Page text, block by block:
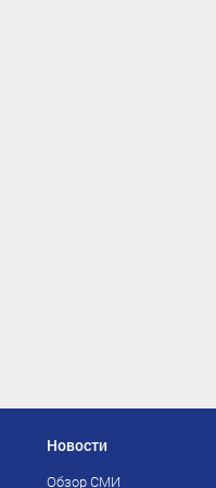
Новости
Обзор СМИ